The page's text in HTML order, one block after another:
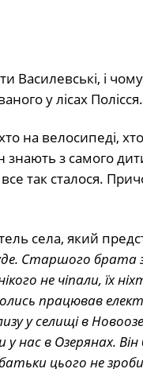
Василевські, і
у лісах Полісся.
на велосипеді,
з самого
так сталося.
села, який
Старшого
не чіпали, їх
працював
у селищі в
в Озерянах.
цього не